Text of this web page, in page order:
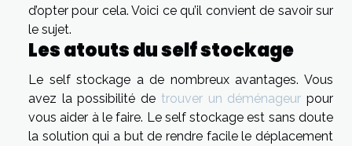
d’opter pour cela. Voici ce qu’il convient de savoir sur
le sujet.
Les atouts du self stockage
Le self stockage a de nombreux avantages. Vous
avez la possibilité de trouver un déménageur pour
vous aider à le faire. Le self stockage est sans doute
la solution qui a but de rendre facile le déplacement